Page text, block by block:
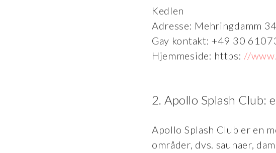
Kedlen
Adresse: Mehringdamm
Gay kontakt: +49 30
Hjemmeside: https: //
2. Apollo Splash Club:
Apollo Splash Club er en
områder, dvs. saunaer,